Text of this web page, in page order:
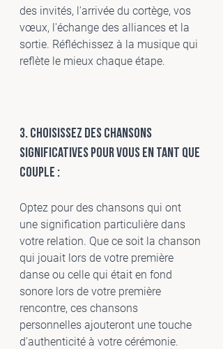
des invités, l'arrivée du cortège, vos
vœux, l'échange des alliances et la
sortie. Réfléchissez à la musique qui
reflète le mieux chaque étape.
3. Choisissez des chansons
significatives pour vous en tant que
couple :
Optez pour des chansons qui ont
une signification particulière dans
votre relation. Que ce soit la chanson
qui jouait lors de votre première
danse ou celle qui était en fond
sonore lors de votre première
rencontre, ces chansons
personnelles ajouteront une touche
d'authenticité à votre cérémonie.